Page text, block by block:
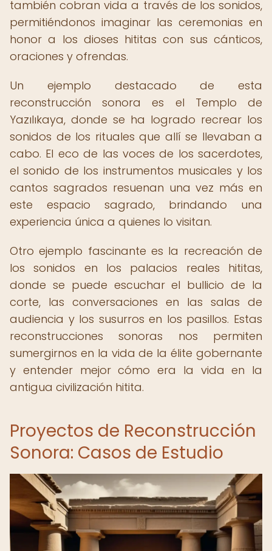
también cobran vida a través de los sonidos,
permitiéndonos imaginar las ceremonias en
honor a los dioses hititas con sus cánticos,
oraciones y ofrendas.
Un ejemplo destacado de esta
reconstrucción sonora es el Templo de
Yazılıkaya, donde se ha logrado recrear los
sonidos de los rituales que allí se llevaban a
cabo. El eco de las voces de los sacerdotes,
el sonido de los instrumentos musicales y los
cantos sagrados resuenan una vez más en
este espacio sagrado, brindando una
experiencia única a quienes lo visitan.
Otro ejemplo fascinante es la recreación de
los sonidos en los palacios reales hititas,
donde se puede escuchar el bullicio de la
corte, las conversaciones en las salas de
audiencia y los susurros en los pasillos. Estas
reconstrucciones sonoras nos permiten
sumergirnos en la vida de la élite gobernante
y entender mejor cómo era la vida en la
antigua civilización hitita.
Proyectos de Reconstrucción
Sonora: Casos de Estudio